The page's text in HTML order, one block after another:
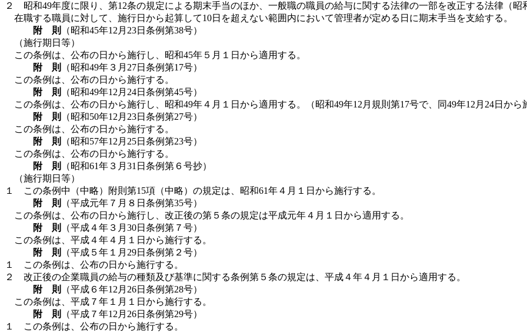
２ 昭和49年度に限り、第12条の規定による期末手当のほか、一般職の職員の給与に関する法律の一部を改正する法律（
在職する職員に対して、施行日から起算して10日を超えない範囲内において管理者が定める日に期末手当を支給する。
附 則
（昭和45年12月23日条例第38号）
（施行期日等）
この条例は、公布の日から施行し、昭和45年５月１日から適用する。
附 則
（昭和49年３月27日条例第17号）
この条例は、公布の日から施行する。
附 則
（昭和49年12月24日条例第45号）
この条例は、公布の日から施行し、昭和49年４月１日から適用する。（昭和49年12月規則第17号で、同49年12月24日から
附 則
（昭和50年12月23日条例第27号）
この条例は、公布の日から施行する。
附 則
（昭和57年12月25日条例第23号）
この条例は、公布の日から施行する。
附 則
（昭和61年３月31日条例第６号抄）
（施行期日等）
１ この条例中（中略）附則第15項（中略）の規定は、昭和61年４月１日から施行する。
附 則
（平成元年７月８日条例第35号）
この条例は、公布の日から施行し、改正後の第５条の規定は平成元年４月１日から適用する。
附 則
（平成４年３月30日条例第７号）
この条例は、平成４年４月１日から施行する。
附 則
（平成５年１月29日条例第２号）
１ この条例は、公布の日から施行する。
２ 改正後の企業職員の給与の種類及び基準に関する条例第５条の規定は、平成４年４月１日から適用する。
附 則
（平成６年12月26日条例第28号）
この条例は、平成７年１月１日から施行する。
附 則
（平成７年12月26日条例第29号）
１ この条例は、公布の日から施行する。